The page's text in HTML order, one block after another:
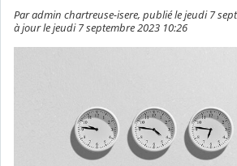
Par admin chartreuse-isere, publié le jeudi 7
à jour le jeudi 7 septembre 2023 10:26